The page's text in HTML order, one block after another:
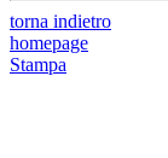
torna indietro
homepage
Stampa